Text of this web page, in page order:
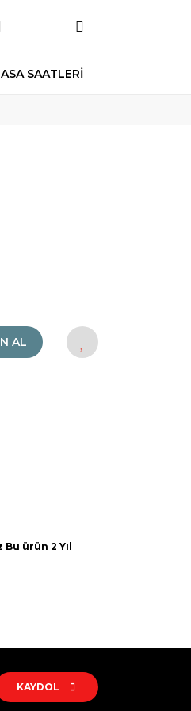
SAATLERİ
AL
ürün 2 Yıl
KAYDOL